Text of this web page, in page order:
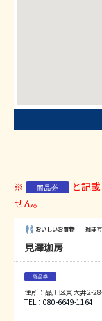
※
と記
せん。
おいしいお買物珈琲豆
見澤珈房
住所：品川区東大井2-
TEL：080-6649-1164